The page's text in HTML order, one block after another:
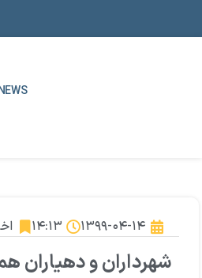
۱۳۹۹-۰۴-۱۴ ۱۴:۱۳
شهرداران و دهیاران